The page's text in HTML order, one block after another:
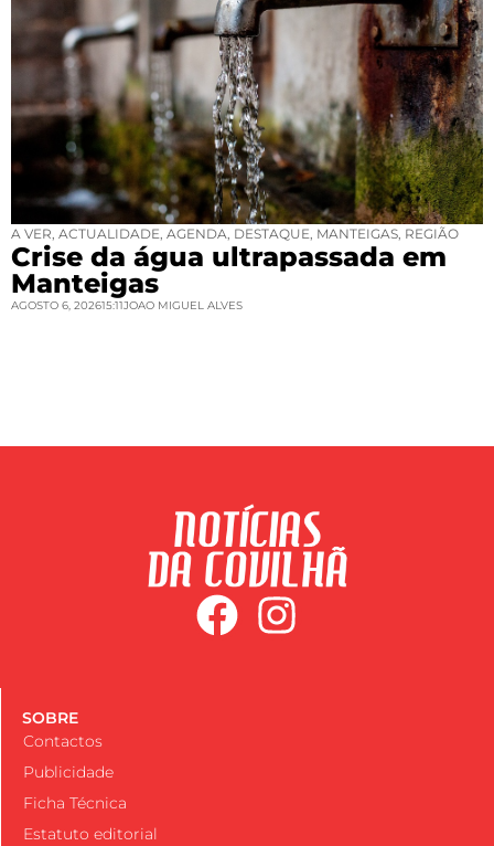
A VER ACTUALIDADE AGENDA DESTAQUE MANTEIGAS REGIÃO
Crise da água ultrapassada em
Manteigas
AGOSTO 6, 202615:11JOAO MIGUEL ALVES
SOBRE
Contactos
Publicidade
Ficha Técnica
Estatuto editorial